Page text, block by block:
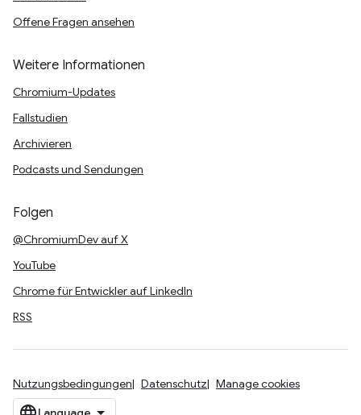
Offene Fragen ansehen
Weitere Informationen
Chromium-Updates
Fallstudien
Archivieren
Podcasts und Sendungen
Folgen
@ChromiumDev auf X
YouTube
Chrome für Entwickler auf LinkedIn
RSS
Nutzungsbedingungen Datenschutz Manage cookies